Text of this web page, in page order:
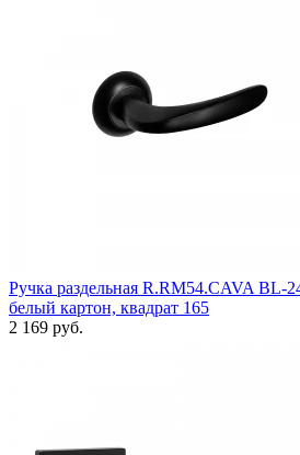
Ручка раздельная R.RM54.CAVA BL-
белый картон, квадрат 165
2 169 руб.